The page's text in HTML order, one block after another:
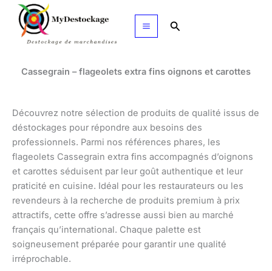
Aller
contenu
Rechercher
Cassegrain – flageolets extra fins oignons et carottes
Découvrez notre sélection de produits de qualité issus de
déstockages pour répondre aux besoins des
professionnels. Parmi nos références phares, les
flageolets Cassegrain extra fins accompagnés d’oignons
et carottes séduisent par leur goût authentique et leur
praticité en cuisine. Idéal pour les restaurateurs ou les
revendeurs à la recherche de produits premium à prix
attractifs, cette offre s’adresse aussi bien au marché
français qu’international. Chaque palette est
soigneusement préparée pour garantir une qualité
irréprochable.